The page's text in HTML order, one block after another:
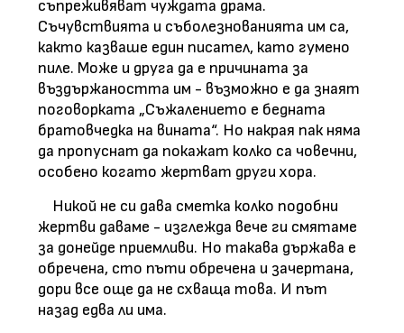
съпреживяват чуждата драма.
Съчувствията и съболезнованията им са,
както казваше един писател, като гумено
пиле. Може и друга да е причината за
въздържаността им - възможно е да знаят
поговорката „Съжалението е бедната
братовчедка на вината“. Но накрая пак няма
да пропуснат да покажат колко са човечни,
особено когато жертват други хора.
Никой не си дава сметка колко подобни
жертви даваме - изглежда вече ги смятаме
за донейде приемливи. Но такава държава е
обречена, сто пъти обречена и зачертана,
дори все още да не схваща това. И път
назад едва ли има.